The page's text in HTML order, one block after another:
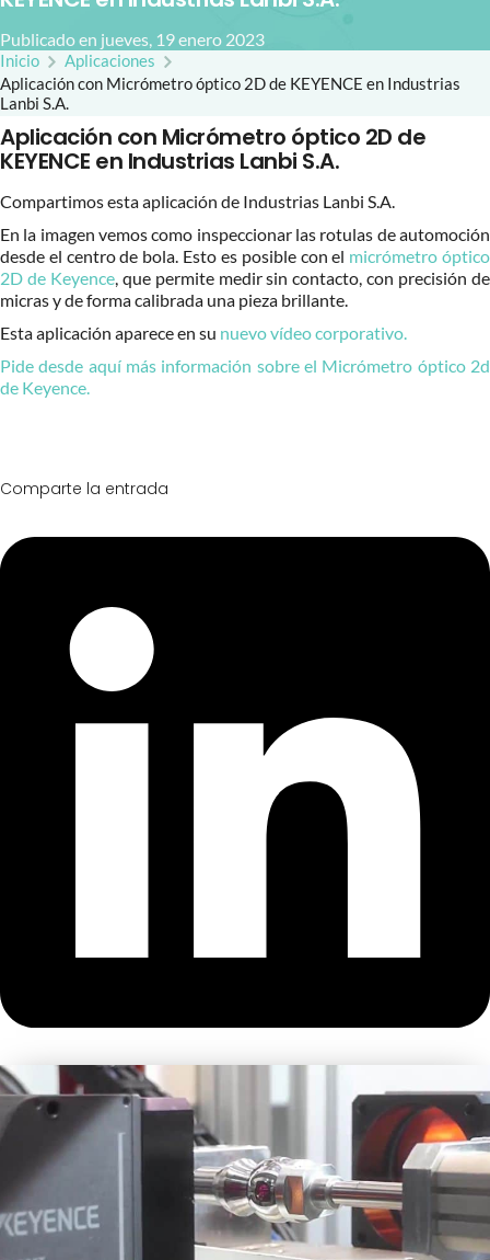
Publicado en jueves, 19 enero 2023
Inicio
Aplicaciones
Aplicación con Micrómetro óptico 2D de KEYENCE en Industrias
Lanbi S.A.
Aplicación con Micrómetro óptico 2D de
KEYENCE en Industrias Lanbi S.A.
Compartimos esta aplicación de Industrias Lanbi S.A.
En la imagen vemos como inspeccionar las rotulas de automoción
desde el centro de bola. Esto es posible con el micrómetro óptico
2D de Keyence, que permite medir sin contacto, con precisión de
micras y de forma calibrada una pieza brillante.
Esta aplicación aparece en su nuevo vídeo corporativo.
Pide desde aquí más información sobre el Micrómetro óptico 2d
de Keyence.
Comparte la entrada